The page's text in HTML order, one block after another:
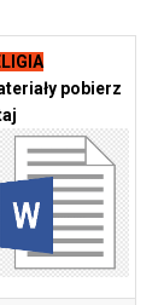
pobierz